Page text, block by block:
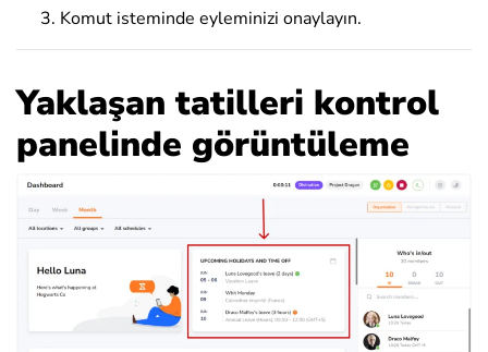
Komut isteminde eyleminizi onaylayın.
Yaklaşan tatilleri kontrol
panelinde görüntüleme